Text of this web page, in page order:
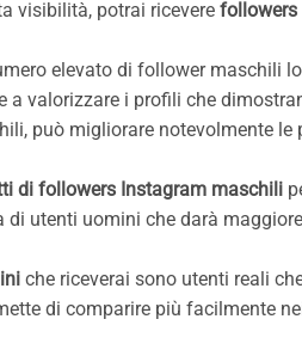
visibilità, potrai ricevere
elevato di follower maschili
a valorizzare i profili che
può migliorare notevolmente
di followers Instagram maschili
di utenti uomini che darà
che riceverai sono utenti reali
di comparire più facilmente